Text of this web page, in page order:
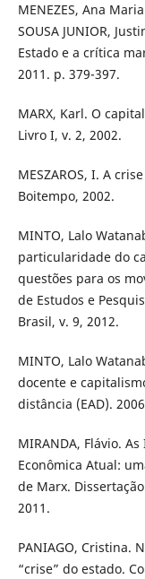
MENEZES, Ana
SOUSA JUNIOR,
Estado e a crítica
2011. p. 379-397.
MARX, Karl. O
Livro I, v. 2, 2002.
MESZAROS, I. A
Boitempo, 2002.
MINTO, Lalo
particularidade do
questões para os
de Estudos e
Brasil, v. 9, 2012.
MINTO, Lalo
docente e
distância (EAD).
MIRANDA, Flávio.
Econômica Atual:
de Marx.
2011.
PANIAGO, Cristina.
“crise” do estado.